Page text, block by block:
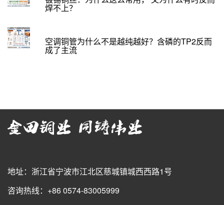
焊不上？
空调铜管为什么不是越纯越好？含磷的TP2反而
成了主流
地址：浙江省宁波市江北区慈城镇城西西路1号
咨询热线：+86 0574-83005999